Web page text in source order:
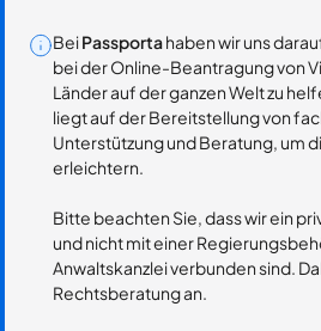
BeiPassportahaben wir uns
bei der Online-Beantragung von
Länder auf der ganzen Welt zu
liegt auf der Bereitstellung von
Unterstützung und Beratung, um
erleichtern.
Bitte beachten Sie, dass wir ein
und nicht mit einer
Anwaltskanzlei verbunden sind.
Rechtsberatung an.